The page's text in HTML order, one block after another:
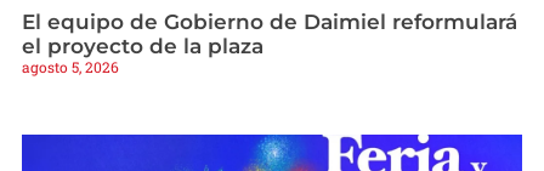
El equipo de Gobierno de Daimiel reformulará
el proyecto de la plaza
agosto 5, 2026